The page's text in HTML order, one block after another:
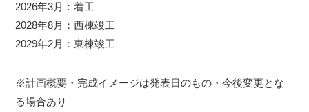
2026年3月：着工
2028年8月：西棟竣工
2029年2月：東棟竣工
※計画概要・完成イメージは発表日のもの・今後変更とな
る場合あり